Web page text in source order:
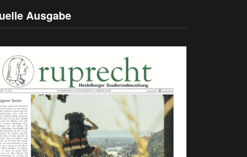
Ausgabe